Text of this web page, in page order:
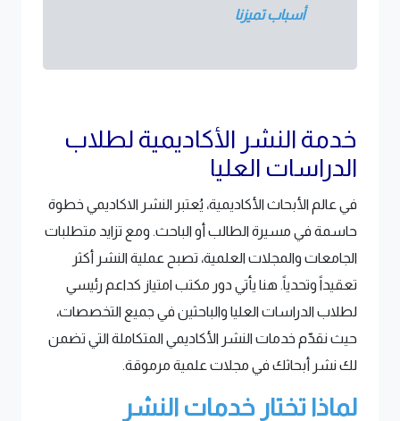
أسباب تميزنا
خدمة النشر الأكاديمية لطلاب
الدراسات العليا
في عالم الأبحاث الأكاديمية، يُعتبر النشر الاكاديمي خطوة
حاسمة في مسيرة الطالب أو الباحث. ومع تزايد متطلبات
الجامعات والمجلات العلمية، تصبح عملية النشر أكثر
تعقيداً وتحدياً. هنا يأتي دور مكتب امتياز كداعم رئيسي
لطلاب الدراسات العليا والباحثين في جميع التخصصات،
حيث نقدّم خدمات النشر الأكاديمي المتكاملة التي تضمن
لك نشر أبحاثك في مجلات علمية مرموقة.
لماذا تختار خدمات النشر